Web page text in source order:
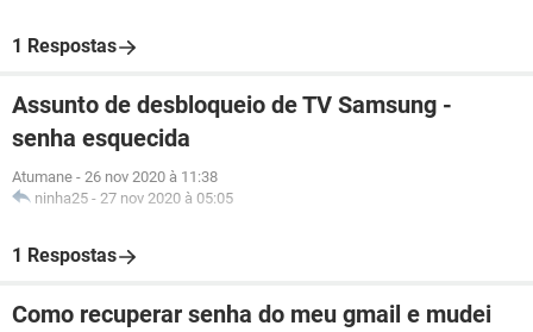
1 Respostas
Assunto de desbloqueio de TV Samsung -
senha esquecida
Atumane - 26 nov 2020 à 11:38
ninha25 - 27 nov 2020 à 05:05
1 Respostas
Como recuperar senha do meu gmail e mudei